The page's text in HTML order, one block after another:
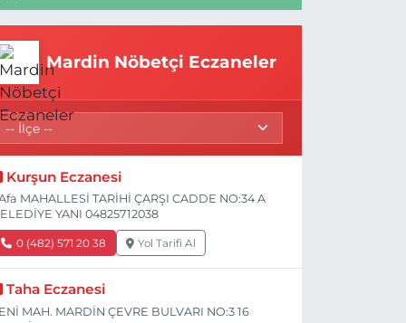
Mardin Nöbetçi Eczaneler
Kurşun Eczanesi
MAHALLESİ TARİHİ ÇARŞI CADDE NO:34 A
YANI 04825712038
0 (482) 571 20 38 Yol Tarifi Al
Taha Eczanesi
MAH. MARDİN ÇEVRE BULVARI NO:3 16